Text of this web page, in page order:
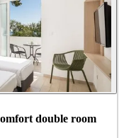
double room